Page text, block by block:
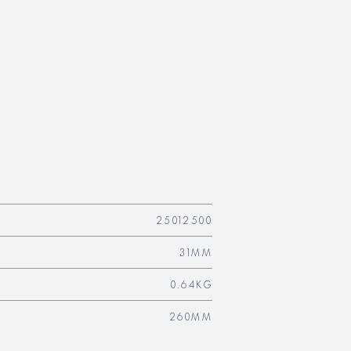
25012500
31MM
0.64KG
260MM